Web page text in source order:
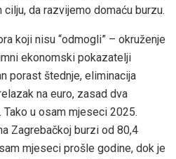
da razvijemo domaću burzu.
koji nisu “odmogli” – okruženje
ekonomski pokazatelji
porast štednje, eliminacija
na euro, zasad dva
u osam mjeseci 2025.
Zagrebačkoj burzi od 80,4
mjeseci prošle godine, dok je